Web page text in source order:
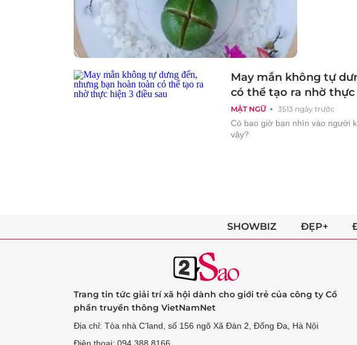
MẬT NGỮ 3513 ngày trước
May mắn không tự
có thể tạo ra nhờ thực
Có bao giờ bạn nhìn vào người
vậy?
SHOWBIZ ĐẸP+
Trang tin tức giải trí xã hội dành cho giới trẻ của công ty Cổ
phần truyền thông VietNamNet
Địa chỉ: Tòa nhà C’land, số 156 ngõ Xã Đàn 2, Đống Đa, Hà Nội
Điện thoại: 094 388 8166